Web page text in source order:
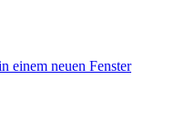
einem neuen Fenster